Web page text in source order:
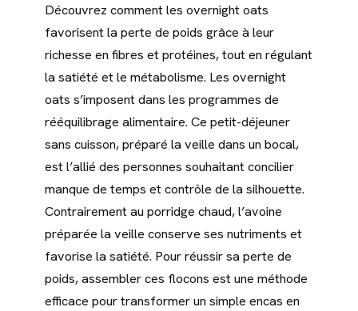
Découvrez comment les overnight oats
favorisent la perte de poids grâce à leur
richesse en fibres et protéines, tout en régulant
la satiété et le métabolisme. Les overnight
oats s’imposent dans les programmes de
rééquilibrage alimentaire. Ce petit-déjeuner
sans cuisson, préparé la veille dans un bocal,
est l’allié des personnes souhaitant concilier
manque de temps et contrôle de la silhouette.
Contrairement au porridge chaud, l’avoine
préparée la veille conserve ses nutriments et
favorise la satiété. Pour réussir sa perte de
poids, assembler ces flocons est une méthode
efficace pour transformer un simple encas en